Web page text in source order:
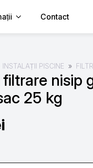
Contact
INSTALAȚII PISCINE
nisip
25 kg